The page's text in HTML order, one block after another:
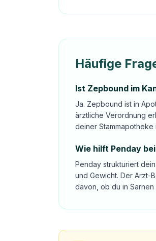
Häufige
Ist Zepbound im
Ja. Zepbound ist in
ärztliche Verordnung
deiner Stammapotheke
Wie hilft Penday
Penday strukturiert
und Gewicht. Der Arzt-
davon, ob du in